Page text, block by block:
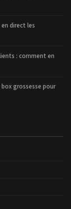
direct les
: comment en
grossesse pour